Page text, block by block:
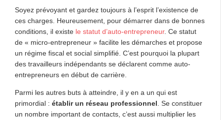
Soyez prévoyant et gardez toujours à l’esprit l’existence de
ces charges. Heureusement, pour démarrer dans de bonnes
conditions, il existe le statut d’auto-entrepreneur. Ce statut
de « micro-entrepreneur » facilite les démarches et propose
un régime fiscal et social simplifié. C’est pourquoi la plupart
des travailleurs indépendants se déclarent comme auto-
entrepreneurs en début de carrière.
Parmi les autres buts à atteindre, il y en a un qui est
primordial : établir un réseau professionnel . Se constituer
un nombre important de contacts, c’est aussi multiplier les